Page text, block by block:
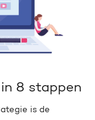
8 stappen
is de